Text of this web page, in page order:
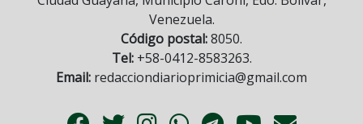
Venezuela.
Código postal:8050.
Tel:+58-0412-8583263.
Email: redacciondiarioprimicia@gmail.com